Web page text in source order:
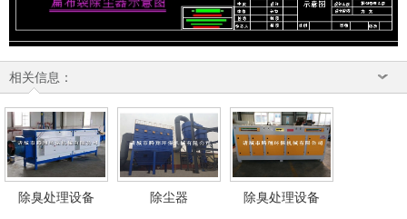
相关信息：
除臭处理设备 除尘器 除臭处理设备